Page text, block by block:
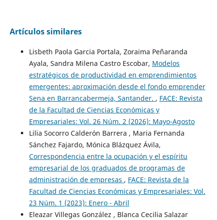
Artículos similares
Lisbeth Paola Garcia Portala, Zoraima Peñaranda
Ayala, Sandra Milena Castro Escobar, Modelos
estratégicos de productividad en emprendimientos
emergentes: aproximación desde el fondo emprender
Sena en Barrancabermeja, Santander. , FACE: Revista
de la Facultad de Ciencias Económicas y
Empresariales: Vol. 26 Núm. 2 (2026): Mayo-Agosto
Lilia Socorro Calderón Barrera , Maria Fernanda
Sánchez Fajardo, Mónica Blázquez Ávila,
Correspondencia entre la ocupación y el espíritu
empresarial de los graduados de programas de
administración de empresas , FACE: Revista de la
Facultad de Ciencias Económicas y Empresariales: Vol.
23 Núm. 1 (2023): Enero - Abril
Eleazar Villegas González , Blanca Cecilia Salazar